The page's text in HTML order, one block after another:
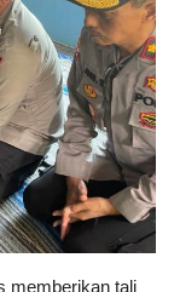
memberikan tali